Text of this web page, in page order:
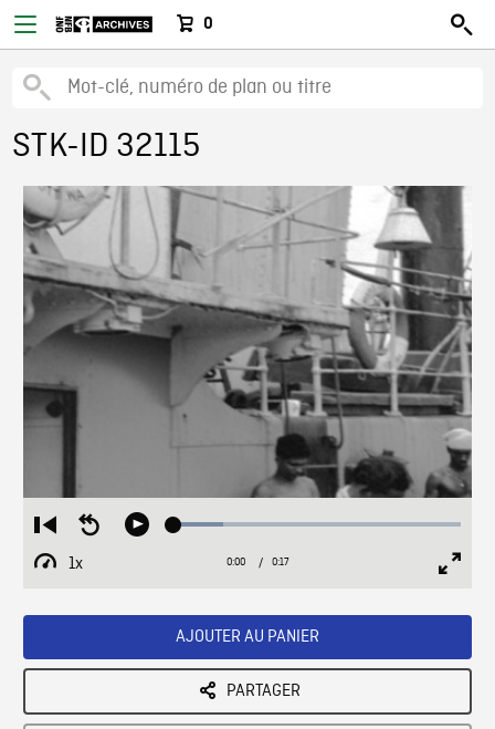
0
STK-ID 32115
Restart
from
beginning
Seek
Play Loaded:
1x
Playback
Current
0:00 / Duration
0:17
AJOUTER AU PANIER
PARTAGER